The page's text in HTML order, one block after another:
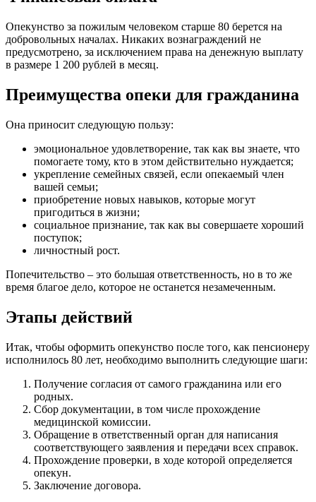
Опекунство за пожилым человеком старше 80 берется на
добровольных началах. Никаких вознаграждений не
предусмотрено, за исключением права на денежную выплату
в размере 1 200 рублей в месяц.
Преимущества опеки для гражданина
Она приносит следующую пользу:
эмоциональное удовлетворение, так как вы знаете, что
помогаете тому, кто в этом действительно нуждается;
укрепление семейных связей, если опекаемый член
вашей семьи;
приобретение новых навыков, которые могут
пригодиться в жизни;
социальное признание, так как вы совершаете хороший
поступок;
личностный рост.
Попечительство – это большая ответственность, но в то же
время благое дело, которое не останется незамеченным.
Этапы действий
Итак, чтобы оформить опекунство после того, как пенсионеру
исполнилось 80 лет, необходимо выполнить следующие шаги:
Получение согласия от самого гражданина или его
родных.
Сбор документации, в том числе прохождение
медицинской комиссии.
Обращение в ответственный орган для написания
соответствующего заявления и передачи всех справок.
Прохождение проверки, в ходе которой определяется
опекун.
Заключение договора.